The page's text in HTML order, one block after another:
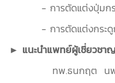
- การตัดแต่งปุ่มกร
- การตัดแต่งกระดูก
► แนะนำแพทย์ผู้เชี่ยวชาญ
ทพ.ธนกฤต นพคุณ